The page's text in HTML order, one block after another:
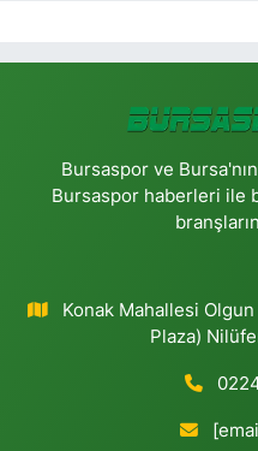
Bursaspor ve
Bursaspor haberleri ile
Konak Mahallesi
Plaza)